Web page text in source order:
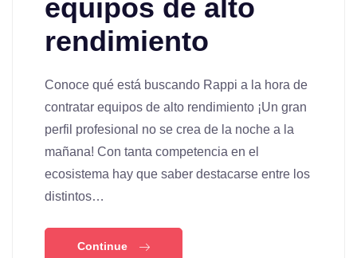
equipos de alto
rendimiento
Conoce qué está buscando Rappi a la hora de
contratar equipos de alto rendimiento ¡Un gran
perfil profesional no se crea de la noche a la
mañana! Con tanta competencia en el
ecosistema hay que saber destacarse entre los
distintos…
Continue